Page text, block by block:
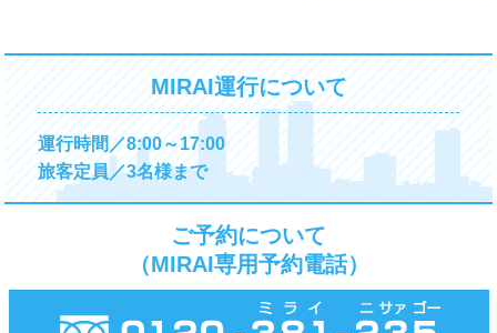
MIRAI運行について
運行時間／8:00～17:00
旅客定員／3名様まで
ご予約について
（MIRAI専用予約電話）